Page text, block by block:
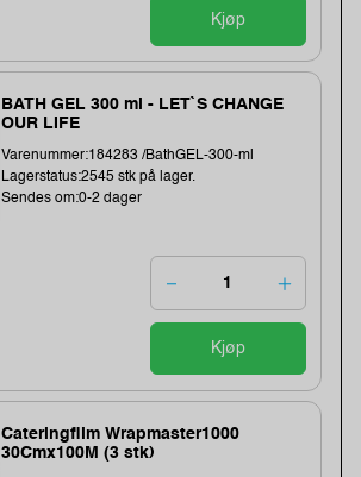
Kjøp
BATH GEL 300 ml - LET`S CHANGE
OUR LIFE
Varenummer:184283 /BathGEL-300-ml
Lagerstatus:2545 stk på lager.
Sendes om:0-2 dager
Kjøp
Cateringfilm Wrapmaster1000
30Cmx100M (3 stk)